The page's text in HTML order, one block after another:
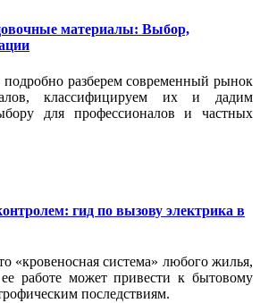
материалы: Выбор,
разберем современный рынок
классифицируем их и дадим
для профессионалов и частных
гид по вызову электрика в
«кровеносная система» любого жилья,
работе может привести к бытовому
последствиям.